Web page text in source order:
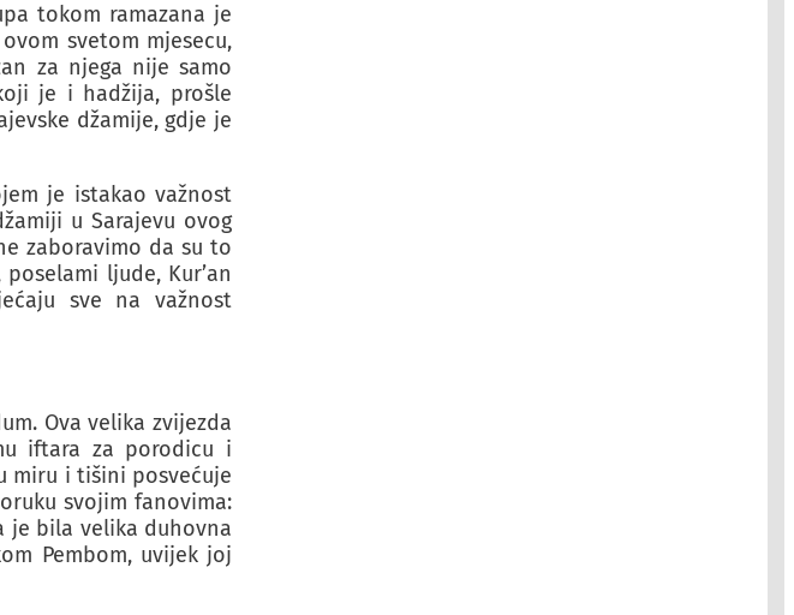
tokom ramazana je
svetom mjesecu,
za njega nije samo
je i hadžija, prošle
džamije, gdje je
je istakao važnost
u Sarajevu ovog
zaboravimo da su to
ljude, Kur’an
sve na važnost
Ova velika zvijezda
iftara za porodicu i
miru i tišini posvećuje
svojim fanovima:
je bila velika duhovna
Pembom, uvijek joj